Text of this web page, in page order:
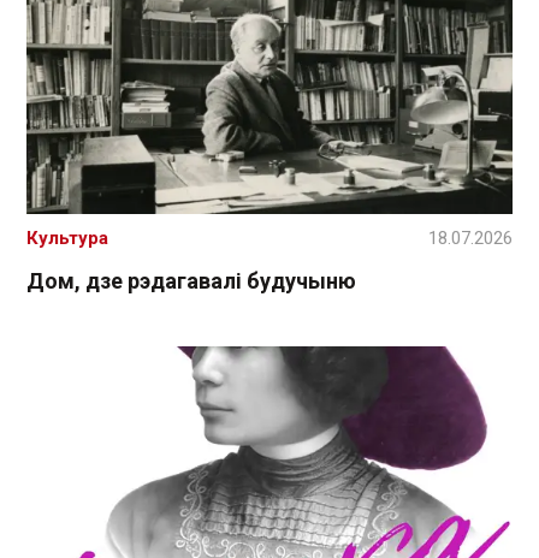
Дом, дзе рэдагавалі будучыню
Культура 18.07.2026